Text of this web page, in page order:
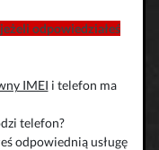
odpowiedziałeś
IMEI i telefon ma
telefon?
odpowiednią usługę